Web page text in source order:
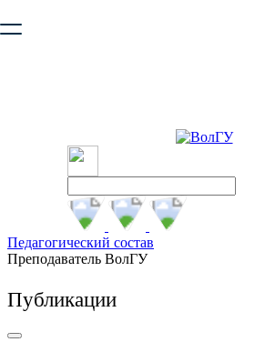
безопасную работу с сайтом. Пожалуйста
Педагогический состав
Преподаватель ВолГУ
Публикации